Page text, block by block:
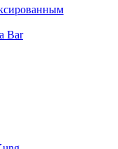
Bar